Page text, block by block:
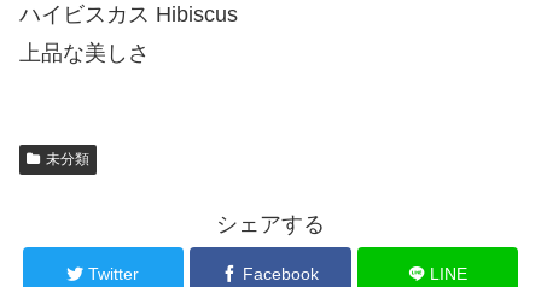
ハイビスカス Hibiscus
上品な美しさ
未分類
シェアする
Twitter Facebook LINE